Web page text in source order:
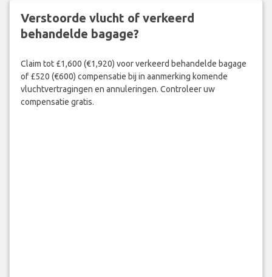
Verstoorde vlucht of verkeerd
behandelde bagage?
Claim tot £1,600 (€1,920) voor verkeerd behandelde bagage
of £520 (€600) compensatie bij in aanmerking komende
vluchtvertragingen en annuleringen. Controleer uw
compensatie gratis.